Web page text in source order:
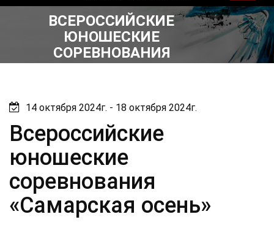
скрыть
навигациюВСЕРОССИЙСКИЕ
ЮНОШЕСКИЕ
СОРЕВНОВАНИЯ
«САМАРСКАЯ ОСЕНЬ»
14 октября 2024г. - 18 октября 2024г.
Всероссийские
юношеские
соревнования
«Самарская осень»